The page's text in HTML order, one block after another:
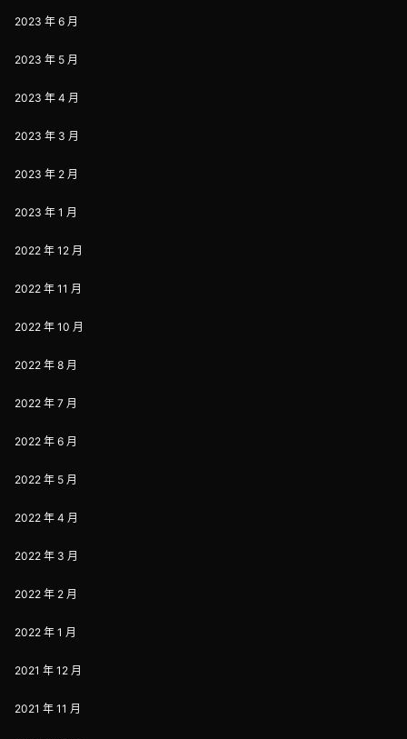
2023 年 6 月
2023 年 5 月
2023 年 4 月
2023 年 3 月
2023 年 2 月
2023 年 1 月
2022 年 12 月
2022 年 11 月
2022 年 10 月
2022 年 8 月
2022 年 7 月
2022 年 6 月
2022 年 5 月
2022 年 4 月
2022 年 3 月
2022 年 2 月
2022 年 1 月
2021 年 12 月
2021 年 11 月